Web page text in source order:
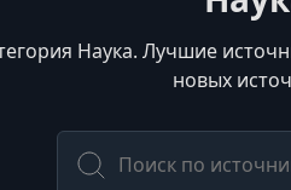
Наука. Лучшие
новых